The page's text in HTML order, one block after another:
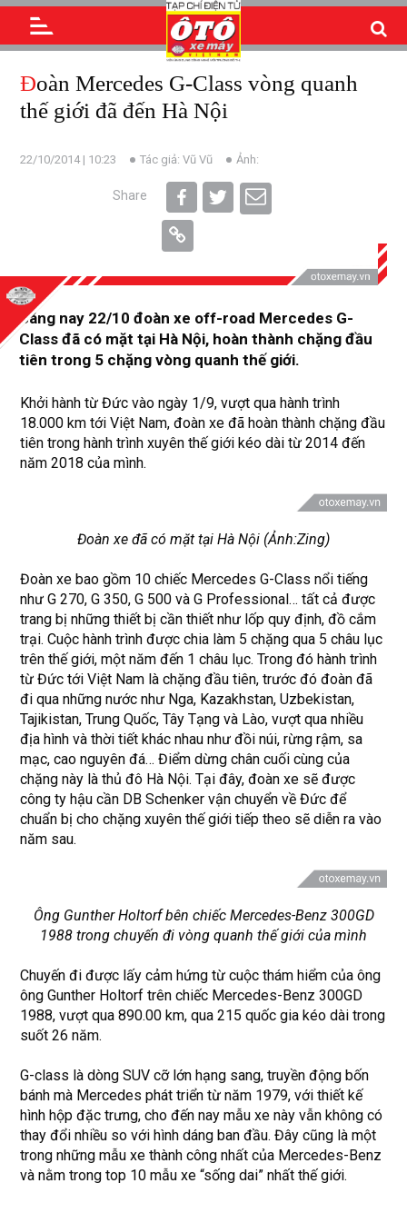
Đoàn Mercedes G-Class vòng quanh
thế giới đã đến Hà Nội
22/10/2014 | 10:23 Tác giả: Vũ Vũ Ảnh:
Share
Sáng nay 22/10 đoàn xe off-road Mercedes G-
Class đã có mặt tại Hà Nội, hoàn thành chặng đầu
tiên trong 5 chặng vòng quanh thế giới.
Khởi hành từ Đức vào ngày 1/9, vượt qua hành trình
18.000 km tới Việt Nam, đoàn xe đã hoàn thành chặng đầu
tiên trong hành trình xuyên thế giới kéo dài từ 2014 đến
năm 2018 của mình.
Đoàn xe đã có mặt tại Hà Nội (Ảnh:Zing)
Đoàn xe bao gồm 10 chiếc Mercedes G-Class nổi tiếng
như G 270, G 350, G 500 và G Professional… tất cả được
trang bị những thiết bị cần thiết như lốp quy định, đồ cắm
trại. Cuộc hành trình được chia làm 5 chặng qua 5 châu lục
trên thế giới, một năm đến 1 châu lục. Trong đó hành trình
từ Đức tới Việt Nam là chặng đầu tiên, trước đó đoàn đã
đi qua những nước như Nga, Kazakhstan, Uzbekistan,
Tajikistan, Trung Quốc, Tây Tạng và Lào, vượt qua nhiều
địa hình và thời tiết khác nhau như đồi núi, rừng rậm, sa
mạc, cao nguyên đá… Điểm dừng chân cuối cùng của
chặng này là thủ đô Hà Nội. Tại đây, đoàn xe sẽ được
công ty hậu cần DB Schenker vận chuyển về Đức để
chuẩn bị cho chặng xuyên thế giới tiếp theo sẽ diễn ra vào
năm sau.
Ông Gunther Holtorf bên chiếc Mercedes-Benz 300GD
1988 trong chuyến đi vòng quanh thế giới của mình
Chuyến đi được lấy cảm hứng từ cuộc thám hiểm của ông
ông Gunther Holtorf trên chiếc Mercedes-Benz 300GD
1988, vượt qua 890.00 km, qua 215 quốc gia kéo dài trong
suốt 26 năm.
G-class là dòng SUV cỡ lớn hạng sang, truyền động bốn
bánh mà Mercedes phát triển từ năm 1979, với thiết kế
hình hộp đặc trưng, cho đến nay mẫu xe này vẫn không có
thay đổi nhiều so với hình dáng ban đầu. Đây cũng là một
trong những mẫu xe thành công nhất của Mercedes-Benz
và nằm trong top 10 mẫu xe “sống dai” nhất thế giới.